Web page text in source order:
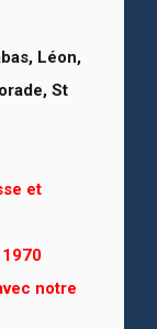
Léon,
St
et
notre